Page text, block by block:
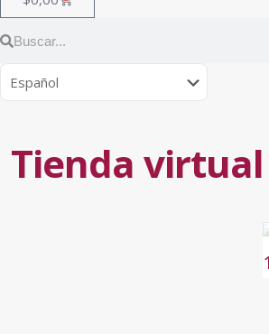
Tienda virtual